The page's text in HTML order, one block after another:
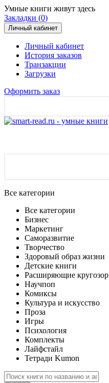
Умные книги живут здесь
Закладки (0)
Личный кабинет
Личный кабинет
История заказов
Транзакции
Загрузки
Оформить заказ
Все категории
Все категории
Бизнес
Маркетинг
Саморазвитие
Творчество
Здоровый образ жизни
Детские книги
Расширяющие кругозор
Научпоп
Комиксы
Культура и искусство
Проза
Игры
Психология
Комплекты
Лайфстайл
Тетради Kumon